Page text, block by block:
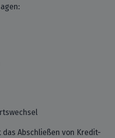
Abschließen von Kredit-